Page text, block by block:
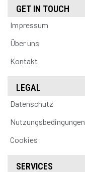
GET IN TOUCH
Impressum
Über uns
Kontakt
LEGAL
Datenschutz
Nutzungsbedingungen
Cookies
SERVICES